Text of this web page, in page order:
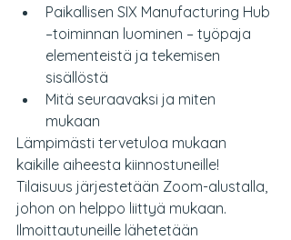
Paikallisen SIX Manufacturing Hub
–toiminnan luominen – työpaja
elementeistä ja tekemisen
sisällöstä
Mitä seuraavaksi ja miten
mukaan
Lämpimästi tervetuloa mukaan
kaikille aiheesta kiinnostuneille!
Tilaisuus järjestetään Zoom-alustalla,
johon on helppo liittyä mukaan.
Ilmoittautuneille lähetetään